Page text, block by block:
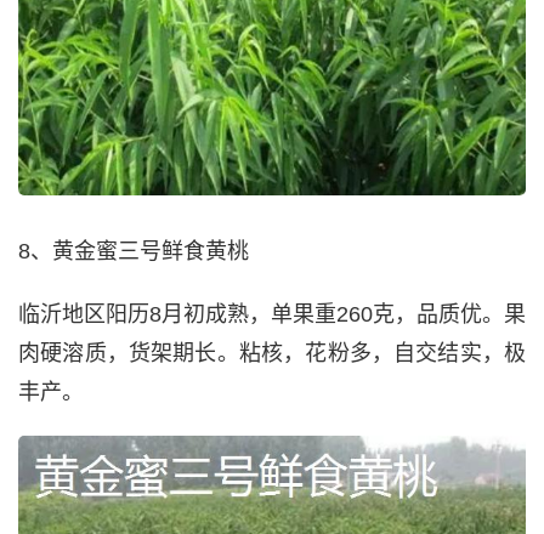
8、黄金蜜三号鲜食黄桃
临沂地区阳历8月初成熟，单果重260克，品质优。果
肉硬溶质，货架期长。粘核，花粉多，自交结实，极
丰产。